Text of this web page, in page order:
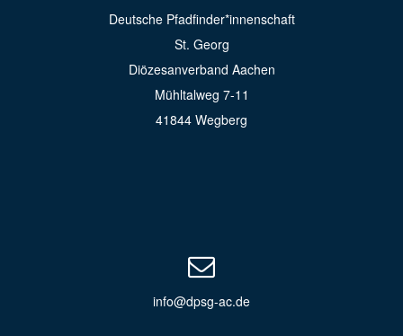
Deutsche Pfadfinder*innenschaft
St. Georg
Diözesanverband Aachen
Mühltalweg 7-11
41844 Wegberg
info@dpsg-ac.de